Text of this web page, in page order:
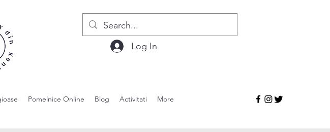
Log In
Pomelnice Online Blog Activitati More